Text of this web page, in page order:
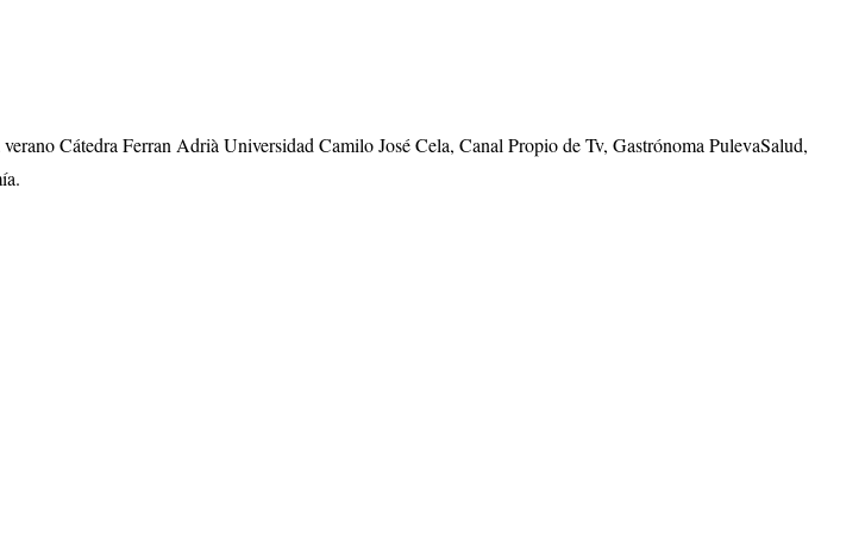
Cátedra Ferran Adrià Universidad Camilo José Cela, Canal Propio de Tv, Gastrónoma PulevaSalud,